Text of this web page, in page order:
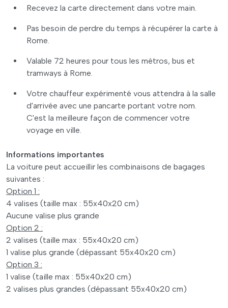
Recevez la carte directement dans votre main.
Pas besoin de perdre du temps à récupérer la carte à
Rome.
Valable 72 heures pour tous les métros, bus et
tramways à Rome.
Votre chauffeur expérimenté vous attendra à la salle
d'arrivée avec une pancarte portant votre nom.
C'est la meilleure façon de commencer votre
voyage en ville.
Informations importantes
La voiture peut accueillir les combinaisons de bagages
suivantes :
Option 1 :
4 valises (taille max : 55x40x20 cm)
Aucune valise plus grande
Option 2 :
2 valises (taille max : 55x40x20 cm)
1 valise plus grande (dépassant 55x40x20 cm)
Option 3 :
1 valise (taille max : 55x40x20 cm)
2 valises plus grandes (dépassant 55x40x20 cm)